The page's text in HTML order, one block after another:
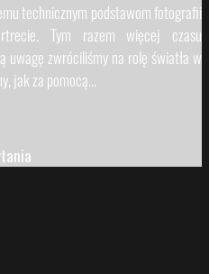
technicznym podstawom fotografii
Tym razem więcej czasu
uwagę zwróciliśmy na rolę światła w
jak za pomocą...